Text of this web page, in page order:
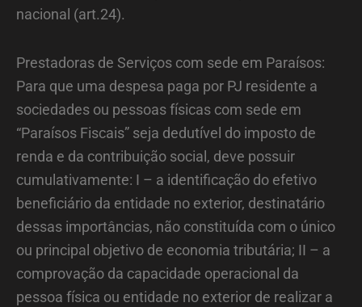
nacional (art.24).
Prestadoras de Serviços com sede em Paraísos:
Para que uma despesa paga por PJ residente a
sociedades ou pessoas físicas com sede em
“Paraísos Fiscais” seja dedutível do imposto de
renda e da contribuição social, deve possuir
cumulativamente: I – a identificação do efetivo
beneficiário da entidade no exterior, destinatário
dessas importâncias, não constituída com o único
ou principal objetivo de economia tributária; II – a
comprovação da capacidade operacional da
pessoa física ou entidade no exterior de realizar a